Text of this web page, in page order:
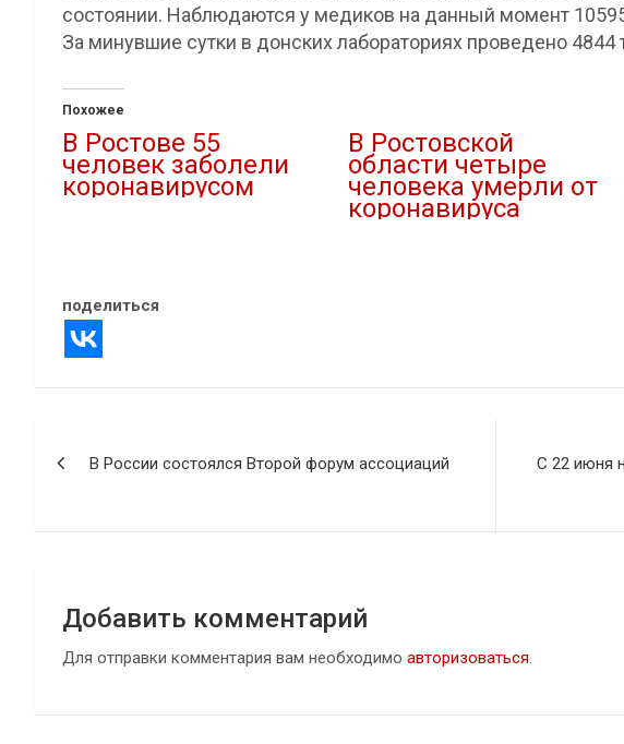
состоянии. Наблюдаются у медиков на данный момент
За минувшие сутки в донских лабораториях проведено 4844
Похожее
В Ростове 55
человек заболели
коронавирусом
В Ростовской
области четыре
человека умерли от
коронавируса
поделиться
записям
В России состоялся Второй форум ассоциаций
С 22 июня
Добавить комментарий
Для отправки комментария вам необходимо авторизоваться.